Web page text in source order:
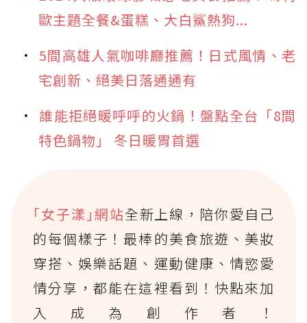
歐主題全餐&蛋糕、大白鯊熱狗...
5間高雄人氣咖啡廳推薦！日式風情、老
宅創新、絕美日落通通有
誰能拒絕暖呼呼的火鍋！盤點全台「8間
特色鍋物」 冬日暖胃首選
｢女子漾｣網站全新上線，陪你愛自己
的每個樣子！最棒的美食旅遊、美妝
穿搭、娛樂話題、運動健康、情慾愛
情分享，都能在這裡看到！快點來加
入成為創作者！